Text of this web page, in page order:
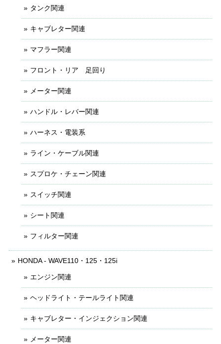
タンク関連
キャブレター関連
マフラー関連
フロント・リア 足回り
メーター関連
ハンドル・レバー関連
ハーネス・電装系
ライン・ケーブル関連
スプロケ・チェーン関連
スイッチ関連
シート関連
フィルター関連
HONDA - WAVE110・125・125i
エンジン関連
ヘッドライト・テールライト関連
キャブレター・インジェクション関連
メーター関連